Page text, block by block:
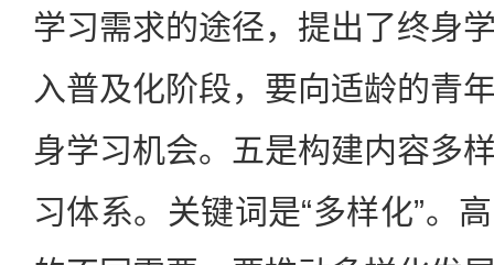
学习需求的途径，提出了终身
入普及化阶段，要向适龄的青
身学习机会。五是构建内容多
习体系。关键词是“多样化”。